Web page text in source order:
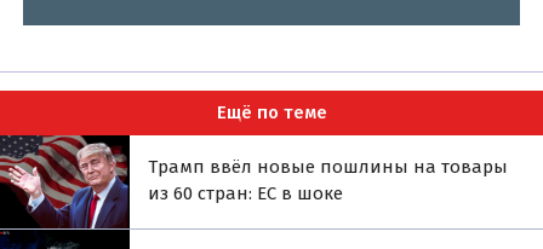
Ещё по теме
Трамп ввёл новые пошлины на товары
из 60 стран: ЕС в шоке